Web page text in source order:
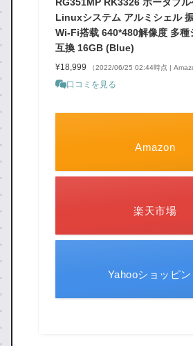
Linuxシステム アルミシェル
Wi-Fi搭载 640*480解像度 多種
互換 16GB (Blue)
¥18,999 （2022/06/25 02:44時点 |
口コミを見る
Amazon
楽天市場
Yahooショッピ